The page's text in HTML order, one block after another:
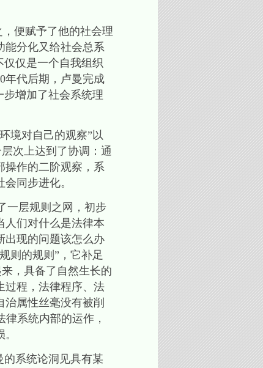
便赋予了他的社会理
能分化又给社会总系
仅是一个自我组织
年代后期，卢曼完成
步增加了社会系统理
境对自己的观察”以
次上达到了协调：通
操作的二阶观察，系
同步进化。
一层规则之网，初步
们对什么是法律本
出现的问题该怎么办
则的规则”，它补足
，具备了自然生长的
过程，法律程序、法
属性丝毫没有被削
系统内部的运作，
系统论洞见具有某